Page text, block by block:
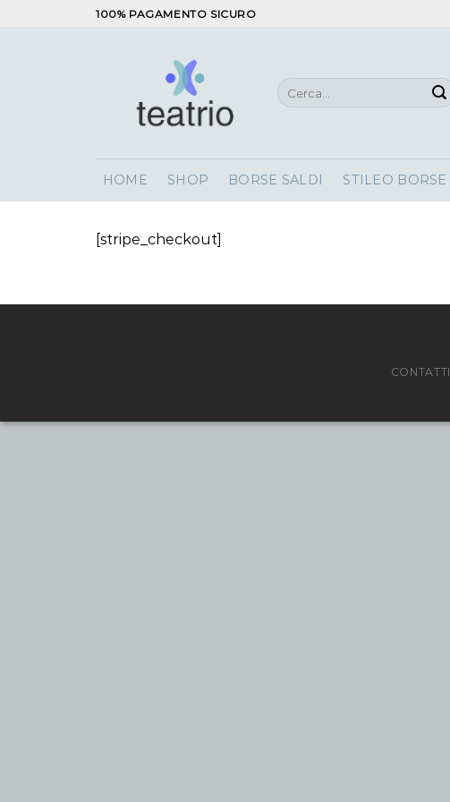
100% PAGAMENTO SICURO
Cerca:
HOME SHOP BORSE SALDI STILEO BORSE
[stripe_checkout]
CONTATTI